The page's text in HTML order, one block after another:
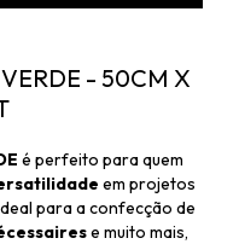
- 50CM X
é perfeito para quem
em projetos
para a confecção de
e muito mais,